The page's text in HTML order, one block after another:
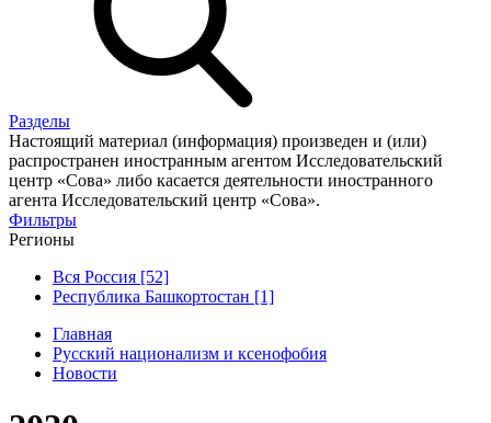
Разделы
Настоящий материал (информация) произведен и (или)
распространен иностранным агентом Исследовательский
центр «Сова» либо касается деятельности иностранного
агента Исследовательский центр «Сова».
Фильтры
Регионы
Вся Россия [52]
Республика Башкортостан [1]
Главная
Русский национализм и ксенофобия
Новости